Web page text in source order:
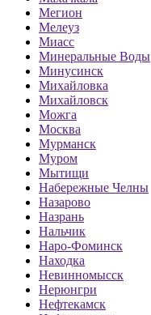
Мегион
Мелеуз
Миасс
Минеральные Воды
Минусинск
Михайловка
Михайловск
Можга
Москва
Мурманск
Муром
Мытищи
Набережные Челны
Назарово
Назрань
Нальчик
Наро-Фоминск
Находка
Невинномысск
Нерюнгри
Нефтекамск